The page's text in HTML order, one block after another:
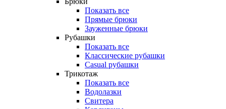
Показать все
Прямые брюки
Зауженные брюки
Рубашки
Показать все
Классические рубашки
Casual рубашки
Трикотаж
Показать все
Водолазки
Свитера